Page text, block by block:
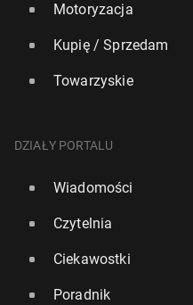
Motoryzacja
Kupię / Sprzedam
Towarzyskie
DZIAŁY PORTALU
Wiadomości
Czytelnia
Ciekawostki
Poradnik